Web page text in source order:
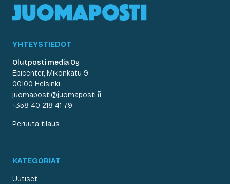
YHTEYSTIEDOT
Olutposti media Oy
Epicenter, Mikonkatu 9
00100 Helsinki
juomaposti@juomaposti.fi
+358 40 218 41 79
Peruuta tilaus
KATEGORIAT
Uutiset